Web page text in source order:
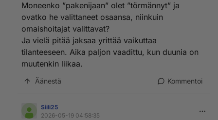
Ei auta pistää päätään pensaaseen vaan yrittää
vaikuttaa omaishoitotilanteisiin.
Teitä pakenijoitakin riittää niissä tapauksissa joihin
minä olen törmännyt.
Moneenko ”pakenijaan” olet ”törmännyt” ja
ovatko he valittaneet osaansa, niinkuin
omaishoitajat valittavat?
Ja vielä pitää jaksaa yrittää vaikuttaa
tilanteeseen. Aika paljon vaadittu, kun duunia on
muutenkin liikaa.
Äänestä Kommentoi
Siili25
2026-05-19 04:58:35